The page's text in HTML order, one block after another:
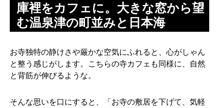
庫裡をカフェに。大きな窓から望
む温泉津の町並みと日本海
お寺独特の静けさや厳かな空気にふれると、心がしゃん
と整う感じがします。こちらの寺カフェも同様に、自然
と背筋が伸びるような。
そんな思いを口にすると、「お寺の敷居を下げて、気軽